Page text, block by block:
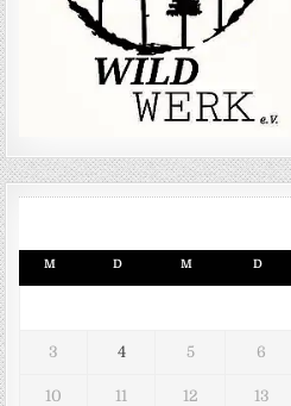
M D M D
3 4 5 6
10 11 12 13